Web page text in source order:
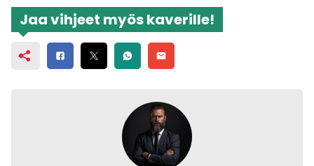
Jaa vihjeet myös kaverille!